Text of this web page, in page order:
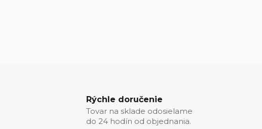
Rýchle doručenie
Tovar na sklade odosielame
do 24 hodín od objednania.